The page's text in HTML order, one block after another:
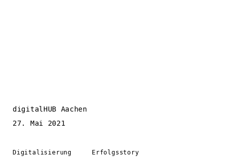
digitalHUB Aachen
27. Mai 2021
Digitalisierung
Erfolgsstory